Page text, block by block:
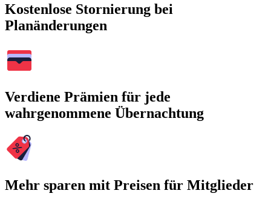
Kostenlose Stornierung bei
Planänderungen
Verdiene Prämien für jede
wahrgenommene Übernachtung
Mehr sparen mit Preisen für Mitglieder